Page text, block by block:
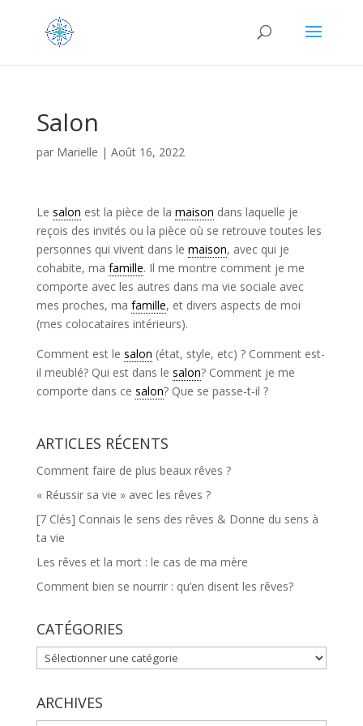
Salon
par Marielle | Août 16, 2022
Le salon est la pièce de la maison dans laquelle je
reçois des invités ou la pièce où se retrouve toutes les
personnes qui vivent dans le maison, avec qui je
cohabite, ma famille. Il me montre comment je me
comporte avec les autres dans ma vie sociale avec
mes proches, ma famille, et divers aspects de moi
(mes colocataires intérieurs).
Comment est le salon (état, style, etc) ? Comment est-
il meublé? Qui est dans le salon? Comment je me
comporte dans ce salon? Que se passe-t-il ?
ARTICLES RÉCENTS
Comment faire de plus beaux rêves ?
« Réussir sa vie » avec les rêves ?
[7 Clés] Connais le sens des rêves & Donne du sens à
ta vie
Les rêves et la mort : le cas de ma mère
Comment bien se nourrir : qu’en disent les rêves?
CATÉGORIES
CATÉGORIES
ARCHIVES